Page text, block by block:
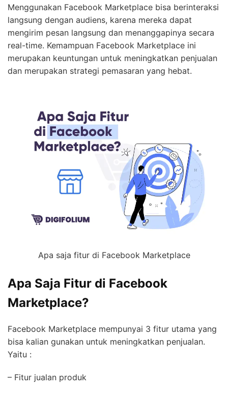
Menggunakan Facebook Marketplace bisa berinteraksi
langsung dengan audiens, karena mereka dapat
mengirim pesan langsung dan menanggapinya secara
real-time. Kemampuan Facebook Marketplace ini
merupakan keuntungan untuk meningkatkan penjualan
dan merupakan strategi pemasaran yang hebat.
Apa saja fitur di Facebook Marketplace
Apa Saja Fitur di Facebook
Marketplace?
Facebook Marketplace mempunyai 3 fitur utama yang
bisa kalian gunakan untuk meningkatkan penjualan.
Yaitu :
– Fitur jualan produk